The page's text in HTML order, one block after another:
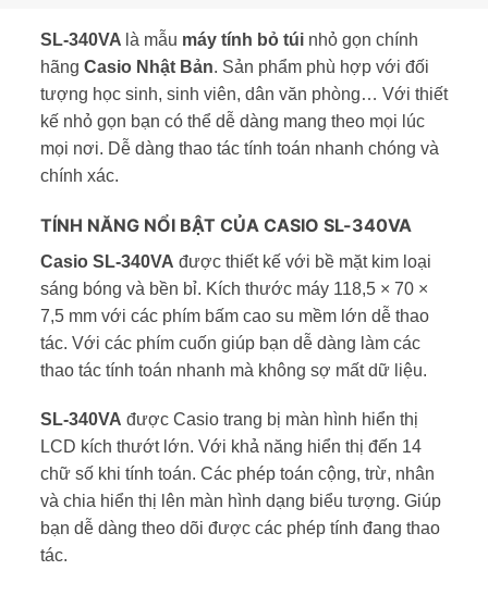
SL-340VA là mẫu máy tính bỏ túinhỏ gọn chính
hãng Casio Nhật Bản. Sản phẩm phù hợp với đối
tượng học sinh, sinh viên, dân văn phòng… Với thiết
kế nhỏ gọn bạn có thể dễ dàng mang theo mọi lúc
mọi nơi. Dễ dàng thao tác tính toán nhanh chóng và
chính xác.
TÍNH NĂNG NỔI BẬT CỦA CASIO SL-340VA
Casio SL-340VA được thiết kế với bề mặt kim loại
sáng bóng và bền bỉ. Kích thước máy 118,5 × 70 ×
7,5 mm với các phím bấm cao su mềm lớn dễ thao
tác. Với các phím cuốn giúp bạn dễ dàng làm các
thao tác tính toán nhanh mà không sợ mất dữ liệu.
SL-340VA được Casio trang bị màn hình hiển thị
LCD kích thướt lớn. Với khả năng hiển thị đến 14
chữ số khi tính toán. Các phép toán cộng, trừ, nhân
và chia hiển thị lên màn hình dạng biểu tượng. Giúp
bạn dễ dàng theo dõi được các phép tính đang thao
tác.